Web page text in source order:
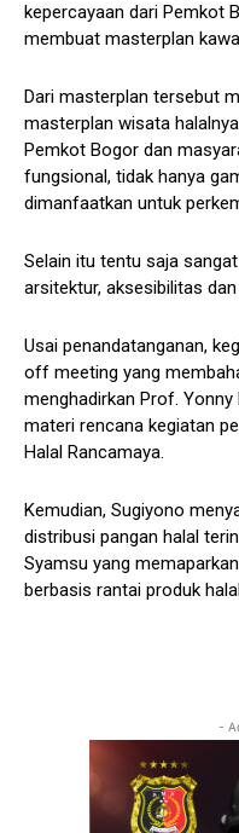
kepercayaan dari Pemkot
membuat masterplan
Dari masterplan tersebut
masterplan wisata
Pemkot Bogor dan
fungsional, tidak hanya
dimanfaatkan untuk
Selain itu tentu saja
arsitektur, aksesibilitas
Usai penandatanganan,
off meeting yang
menghadirkan Prof.
materi rencana kegiatan
Halal Rancamaya.
Kemudian, Sugiyono
distribusi pangan halal
Syamsu yang
berbasis rantai produk
-